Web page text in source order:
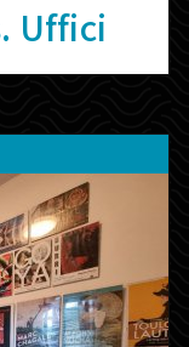
Uffici